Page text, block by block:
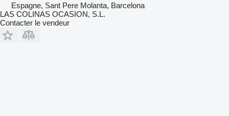
Espagne, Sant Pere Molanta, Barcelona
LAS COLINAS OCASION, S.L.
Contacter le vendeur